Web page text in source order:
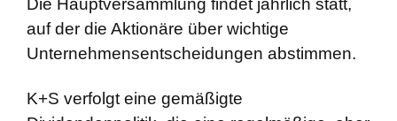
Die Hauptversammlung findet jährlich statt,
auf der die Aktionäre über wichtige
Unternehmensentscheidungen abstimmen.
K+S verfolgt eine gemäßigte